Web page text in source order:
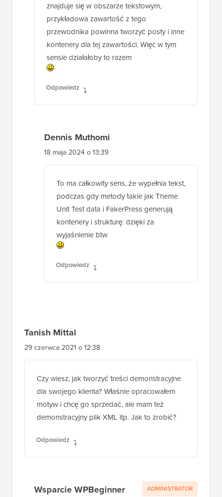
znajduje się w obszarze tekstowym,
przykładowa zawartość z tego
przewodnika powinna tworzyć posty i inne
kontenery dla tej zawartości. Więc w tym
sensie działałoby to razem
Odpowiedz
Dennis Muthomi
18 maja 2024 o 13:39
To ma całkowity sens, że wypełnia tekst,
podczas gdy metody takie jak Theme
Unit Test data i FakerPress generują
kontenery i strukturę. dzięki za
wyjaśnienie btw
Odpowiedz
Tanish Mittal
29 czerwca 2021 o 12:38
Czy wiesz, jak tworzyć treści demonstracyjne
dla swojego klienta? Właśnie opracowałem
motyw i chcę go sprzedać, ale mam też
demonstracyjny plik XML itp. Jak to zrobić?
Odpowiedz
Wsparcie WPBeginner ADMINISTRATOR